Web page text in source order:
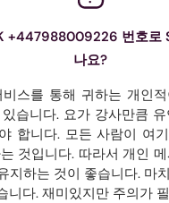
+447988009226 번호로
나요?
스를 통해 귀하는 개인
습니다. 요가 강사만큼
합니다. 모든 사람이 여
것입니다. 따라서 개인
지하는 것이 좋습니다. 마
니다. 재미있지만 주의가